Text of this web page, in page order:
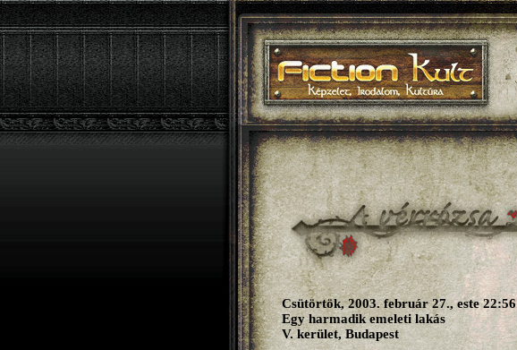
Csütörtök, 2003. február 27., este 22:56
Egy harmadik emeleti lakás
V. kerület, Budapest